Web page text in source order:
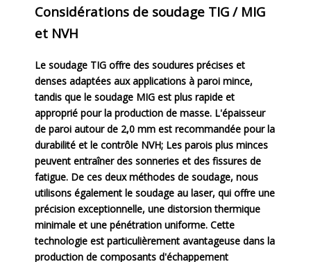
Considérations de soudage TIG / MIG
et NVH
Le soudage TIG offre des soudures précises et
denses adaptées aux applications à paroi mince,
tandis que le soudage MIG est plus rapide et
approprié pour la production de masse. L'épaisseur
de paroi autour de 2,0 mm est recommandée pour la
durabilité et le contrôle NVH; Les parois plus minces
peuvent entraîner des sonneries et des fissures de
fatigue. De ces deux méthodes de soudage, nous
utilisons également le soudage au laser, qui offre une
précision exceptionnelle, une distorsion thermique
minimale et une pénétration uniforme. Cette
technologie est particulièrement avantageuse dans la
production de composants d'échappement